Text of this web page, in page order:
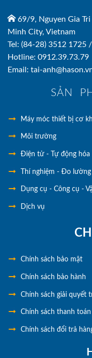
69/9, Nguyen Gia
Minh City, Vietnam
Tel: (84-28) 3512 1725
Hotline: 0912.39.73.79
Email: tai-
SẢN
Máy móc thiết bị cơ
Môi trường
Điện tử - Tự động hóa
Thí nghiệm - Đo lường
Dụng cụ - Công cụ -
Dịch vụ
Chính sách bảo mật
Chính sách bảo hành
Chính sách giải quyết
Chính sách thanh
Chính sách đổi trả